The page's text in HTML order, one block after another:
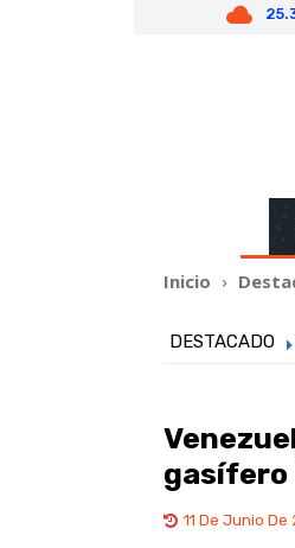
Inicio
DESTACADO
gasífero
11 De Junio De